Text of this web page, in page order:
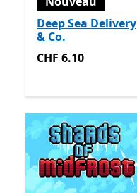
Deep Sea Delivery
& Co.
CHF 6.10
CHF 6.10